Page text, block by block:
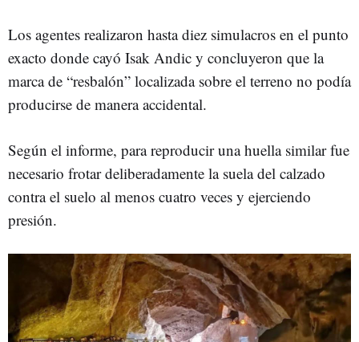
Los agentes realizaron hasta diez simulacros en el punto
exacto donde cayó Isak Andic y concluyeron que la
marca de “resbalón” localizada sobre el terreno no podía
producirse de manera accidental.
Según el informe, para reproducir una huella similar fue
necesario frotar deliberadamente la suela del calzado
contra el suelo al menos cuatro veces y ejerciendo
presión.